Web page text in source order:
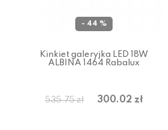
- 44 %
Kinkiet galeryjka LED 18W
ALBINA 1464 Rabalux
535.75 zł 300.02 zł